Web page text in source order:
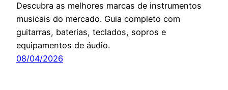
Descubra as melhores marcas de instrumentos
musicais do mercado. Guia completo com
guitarras, baterias, teclados, sopros e
equipamentos de áudio.
08/04/2026